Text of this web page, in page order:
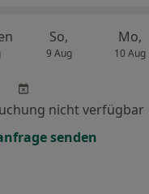
So,
9 Aug
Mo,
10 Aug
nicht verfügbar
senden